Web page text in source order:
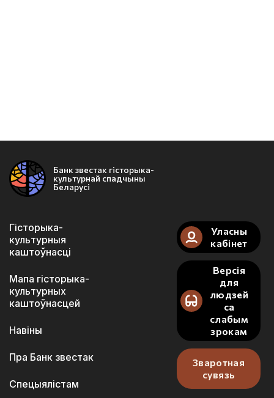
Банк звестак гісторыка-
культурнай спадчыны
Беларусі
Гісторыка-
культурныя
каштоўнасці
Мапа гісторыка-
культурных
каштоўнасцей
Навіны
Пра Банк звестак
Спецыялістам
Уласны
кабінет
Версія
для
людзей
са
слабым
зрокам
Зваротная
сувязь